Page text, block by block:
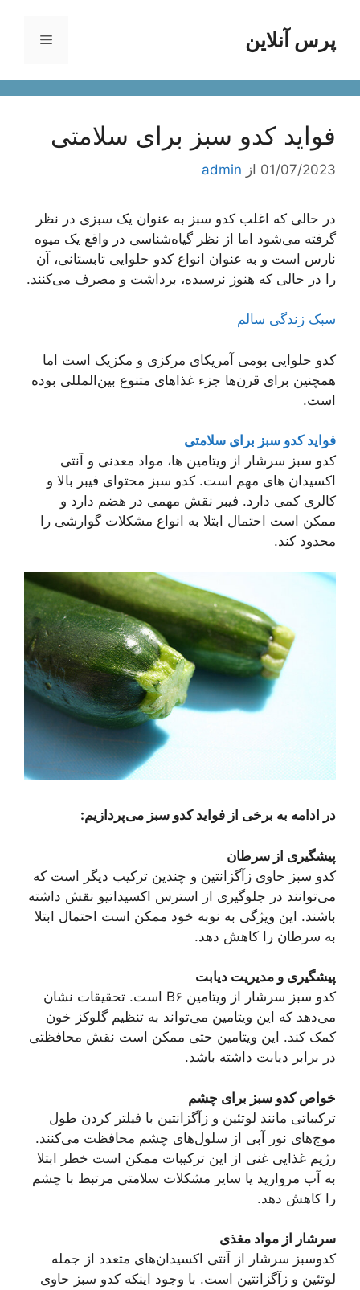
محتواپرس آنلاین فهرست
فواید کدو سبز برای سلامتی
01/07/2023 از admin
در حالی که اغلب کدو سبز به عنوان یک سبزی در نظر
گرفته می‌شود اما از نظر گیاه‌شناسی در واقع یک میوه
نارس است و به عنوان انواع کدو حلوایی تابستانی، آن
را در حالی که هنوز نرسیده، برداشت و مصرف می‌کنند.
سبک زندگی سالم
کدو حلوایی بومی آمریکای مرکزی و مکزیک است اما
همچنین برای قرن‌ها جزء غذاهای متنوع بین‌المللی بوده
است.
فواید کدو سبز برای سلامتی
کدو سبز سرشار از ویتامین ها، مواد معدنی و آنتی
اکسیدان های مهم است. کدو سبز محتوای فیبر بالا و
کالری کمی دارد. فیبر نقش مهمی در هضم دارد و
ممکن است احتمال ابتلا به انواع مشکلات گوارشی را
محدود کند.
در ادامه به برخی از فواید کدو سبز می‌پردازیم:
پیشگیری از سرطان
کدو سبز حاوی زآگزانتین و چندین ترکیب دیگر است که
می‌توانند در جلوگیری از استرس اکسیداتیو نقش داشته
باشند. این ویژگی به نوبه خود ممکن است احتمال ابتلا
به سرطان را کاهش دهد.
پیشگیری و مدیریت دیابت
کدو سبز سرشار از ویتامین B۶ است. تحقیقات نشان
می‌دهد که این ویتامین می‌تواند به تنظیم گلوکز خون
کمک کند. این ویتامین حتی ممکن است نقش محافظتی
در برابر دیابت داشته باشد.
خواص کدو سبز برای چشم
ترکیباتی مانند لوتئین و زآگزانتین با فیلتر کردن طول
موج‌های نور آبی از سلول‌های چشم محافظت می‌کنند.
رژیم غذایی غنی از این ترکیبات ممکن است خطر ابتلا
به آب مروارید یا سایر مشکلات سلامتی مرتبط با چشم
را کاهش دهد.
سرشار از مواد مغذی
کدوسبز سرشار از آنتی اکسیدان‌های متعدد از جمله
لوتئین و زآگزانتین است. با وجود اینکه کدو سبز حاوی